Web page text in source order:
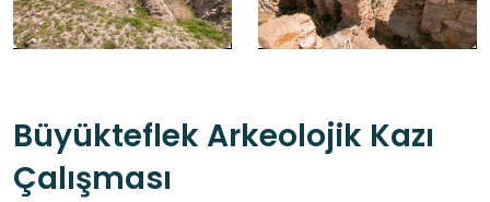
Büyükteflek Arkeolojik Kazı
Çalışması